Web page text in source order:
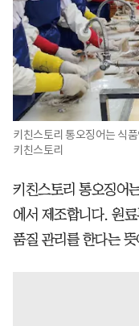
키친스토리 통오징어는 식
키친스토리
키친스토리 통오징어
에서 제조합니다. 원
품질 관리를 한다는 뜻